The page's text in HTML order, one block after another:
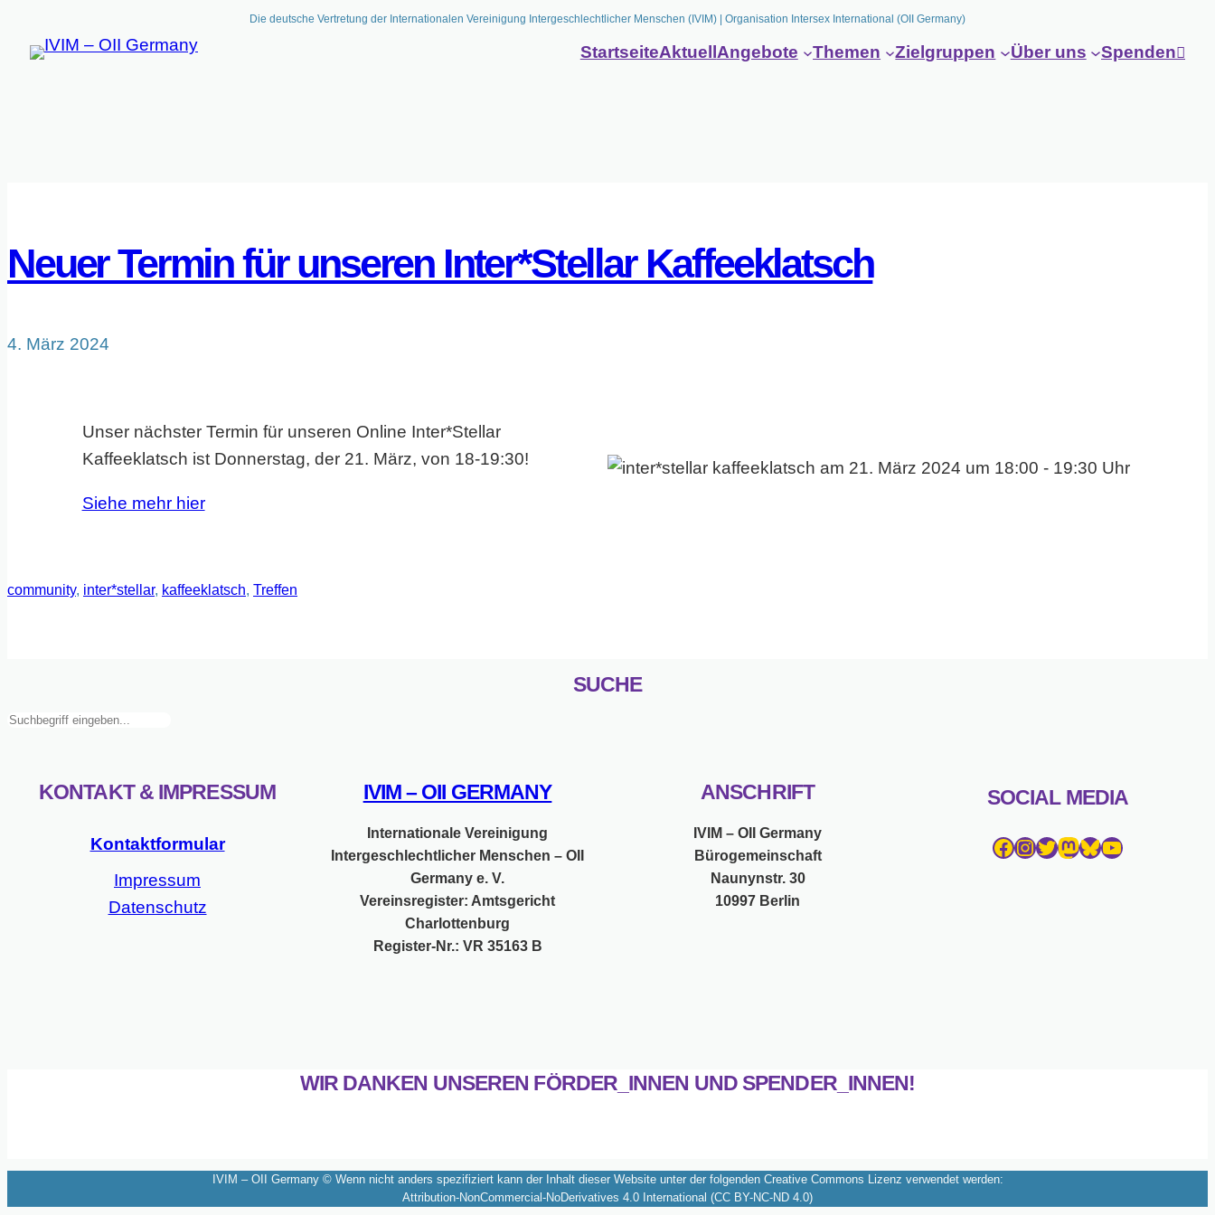
Inhalt
Die deutsche Vertretung der Internationalen Vereinigung Intergeschlechtlicher Menschen (IVIM) | Organisation Intersex International (OII Germany)
StartseiteAktuell Angebote Themen Zielgruppen Über uns Spenden
Neuer Termin für unseren Inter*Stellar Kaffeeklatsch
4. März 2024
Unser nächster Termin für unseren Online Inter*Stellar
Kaffeeklatsch ist Donnerstag, der 21. März, von 18-19:30!
Siehe mehr hier
community, inter*stellar, kaffeeklatsch, Treffen
SUCHE
Suchen
KONTAKT & IMPRESSUM
Kontaktformular
Impressum
Datenschutz
IVIM – OII GERMANY
Internationale Vereinigung
Intergeschlechtlicher Menschen – OII
Germany e. V.
Vereinsregister: Amtsgericht
Charlottenburg
Register-Nr.: VR 35163 B
ANSCHRIFT
IVIM – OII Germany
Bürogemeinschaft
Naunynstr. 30
10997 Berlin
SOCIAL MEDIA
Facebook InstagramTwitter Mastodon Bluesky YouTube
WIR DANKEN UNSEREN FÖRDER_INNEN UND SPENDER_INNEN!
IVIM – OII Germany © Wenn nicht anders spezifiziert kann der Inhalt dieser Website unter der folgenden Creative Commons Lizenz verwendet werden:
Attribution-NonCommercial-NoDerivatives 4.0 International (CC BY-NC-ND 4.0)